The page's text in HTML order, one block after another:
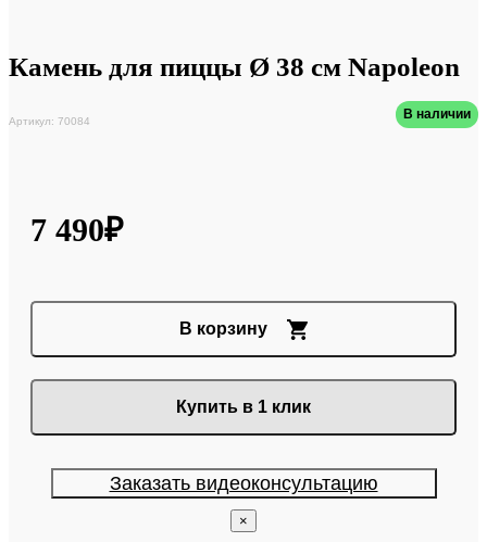
Камень для пиццы Ø 38 см Napoleon
Артикул: 70084 В наличии
7 490₽
В корзину
Купить в 1 клик
Заказать видеоконсультацию
×